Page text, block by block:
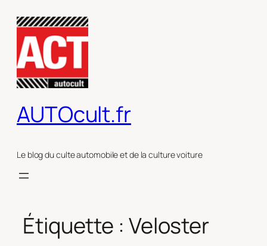
contenu
AUTOcult.fr
Le blog du culte automobile et de la culture voiture
Étiquette : Veloster